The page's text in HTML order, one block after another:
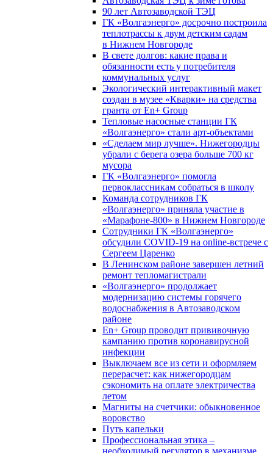
90 лет Автозаводской ТЭЦ
ГК «Волгаэнерго» досрочно построила
теплотрассы к двум детским садам
в Нижнем Новгороде
В свете долгов: какие права и
обязанности есть у потребителя
коммунальных услуг
Экологический интерактивный макет
создан в музее «Кварки» на средства
гранта от En+ Group
Тепловые насосные станции ГК
«Волгаэнерго» стали арт-объектами
«Сделаем мир лучше». Нижегородцы
убрали с берега озера больше 700 кг
мусора
ГК «Волгаэнерго» помогла
первоклассникам собраться в школу
Команда сотрудников ГК
«Волгаэнерго» приняла участие в
«Марафоне-800» в Нижнем Новгороде
Сотрудники ГК «Волгаэнерго»
обсудили COVID-19 на online-встрече с
Сергеем Царенко
В Ленинском районе завершен летний
ремонт тепломагистрали
«Волгаэнерго» продолжает
модернизацию системы горячего
водоснабжения в Автозаводском
районе
En+ Group проводит прививочную
кампанию против коронавирусной
инфекции
Выключаем все из сети и оформляем
перерасчет: как нижегородцам
сэкономить на оплате электричества
летом
Магниты на счетчики: обыкновенное
воровство
Путь капельки
Профессиональная этика –